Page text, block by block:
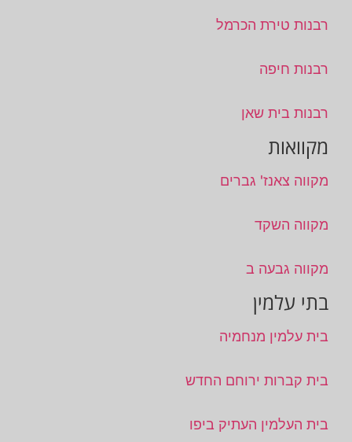
רבנות טירת הכרמל
רבנות חיפה
רבנות בית שאן
מקוואות
מקווה צאנז' גברים
מקווה השקד
מקווה גבעה ב
בתי עלמין
בית עלמין מנחמיה
בית קברות ירוחם החדש
בית העלמין העתיק ביפו